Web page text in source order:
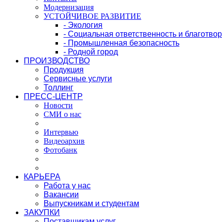
Модернизация
УСТОЙЧИВОЕ РАЗВИТИЕ
- Экология
- Социальная ответственность и
- Промышленная безопасность
- Родной город
ПРОИЗВОДСТВО
Продукция
Сервисные услуги
Толлинг
ПРЕСС-ЦЕНТР
Новости
СМИ о нас
Интервью
Видеоархив
Фотобанк
КАРЬЕРА
Работа у нас
Вакансии
Выпускникам и студентам
ЗАКУПКИ